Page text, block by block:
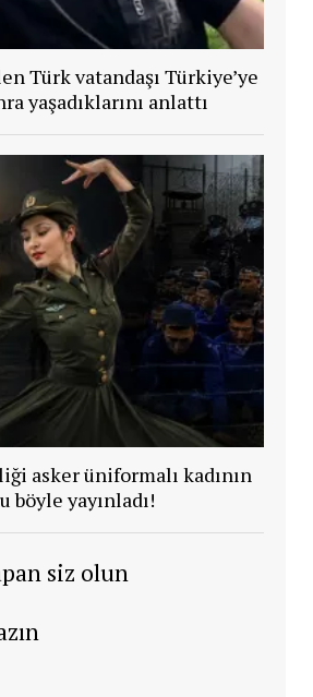
Türk vatandaşı Türkiye’ye
yaşadıklarını anlattı
asker üniformalı kadının
böyle yayınladı!
siz olun